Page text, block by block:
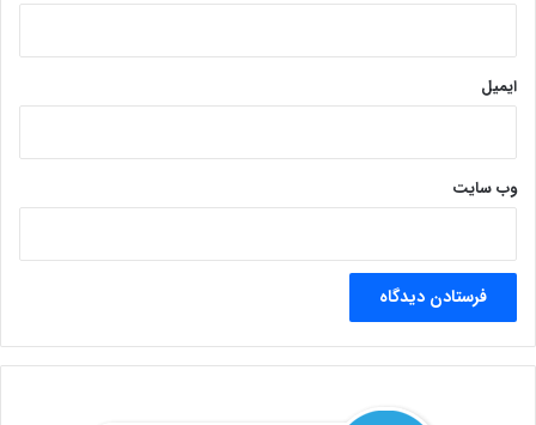
ایمیل
وب‌ سایت